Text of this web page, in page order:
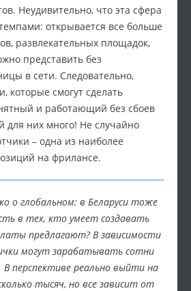
Неудивительно, что эта сфера
открывается все больше
развлекательных площадок,
представить без
в сети. Следовательно,
которые смогут сделать
и работающий без сбоев
для них много! Не случайно
– одна из наиболее
на фрилансе.
о глобальном: в Беларуси тоже
в тех, кто умеет создавать
предлагают? В зависимости
могут зарабатывать сотни
В перспективе реально выйти на
тысяч, но все зависит от